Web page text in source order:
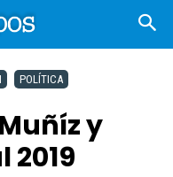
POLÍTICA
y
2019